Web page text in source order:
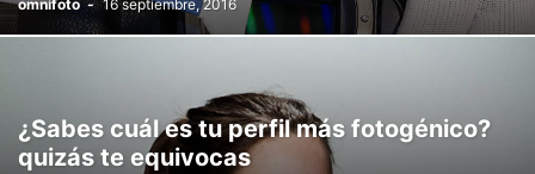
omnifoto - 16 septiembre, 2016
¿Sabes cuál es tu perfil más fotogénico?
quizás te equivocas